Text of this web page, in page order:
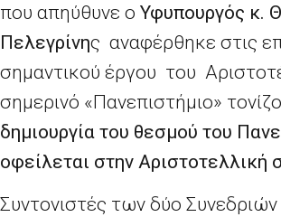
που απηύθυνε ο Υφυπουργός κ.
Πελεγρίνης αναφέρθηκε στις
σημαντικού έργου του
σημερινό «Πανεπιστήμιο»
δημιουργία του θεσμού του
οφείλεται στην Αριστοτελλική
Συντονιστές των δύο